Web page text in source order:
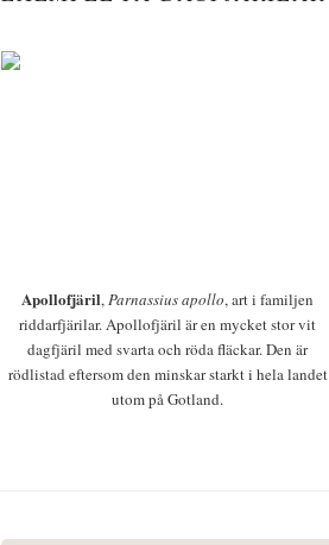
Apollofjäril,Parnassius apollo, art i familjen
riddarfjärilar. Apollofjäril är en mycket stor vit
dagfjäril med svarta och röda fläckar. Den är
rödlistad eftersom den minskar starkt i hela landet
utom på Gotland.